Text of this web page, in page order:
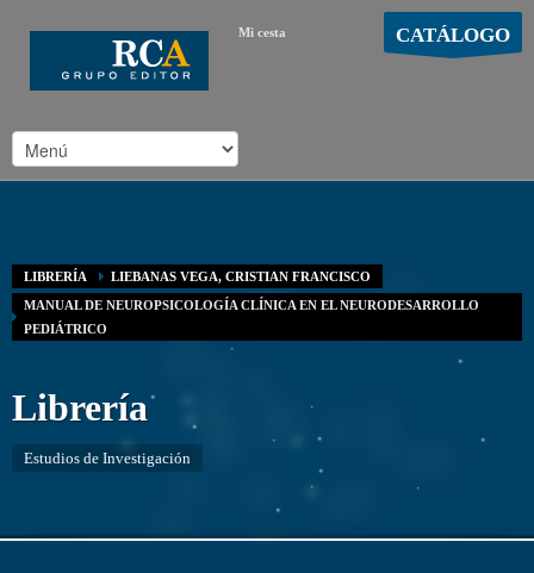
Mi cesta CATÁLOGO
LIBRERÍA
LIEBANAS VEGA, CRISTIAN FRANCISCO
MANUAL DE NEUROPSICOLOGÍA CLÍNICA EN EL NEURODESARROLLO
PEDIÁTRICO
Librería
Estudios de Investigación